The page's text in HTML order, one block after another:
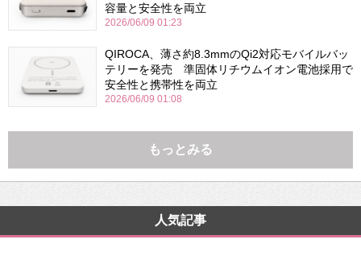
容量と安全性を両立
2026/06/09 01:23
QIROCA、薄さ約8.3mmのQi2対応モバイルバッ
テリーを発売 準固体リチウムイオン電池採用で
安全性と携帯性を両立
2026/06/09 01:08
もっとみる
人気記事